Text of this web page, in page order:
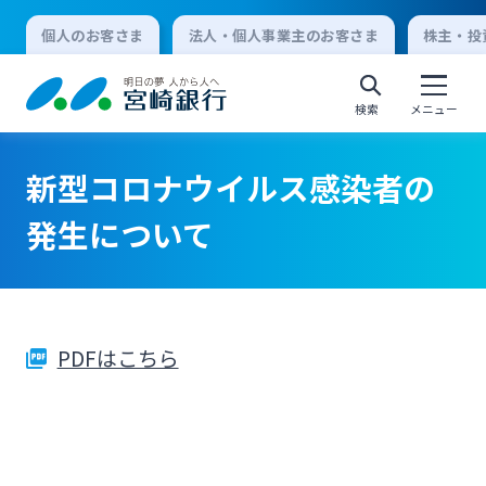
個人のお客さま 法人・個人事業主のお客さま 株主・
検索 メニュー
個人向けインターネットバンキング
ログオン
法人向けインターネットバンキング
新型コロナウイルス感染者の
発生について
PDFはこちら